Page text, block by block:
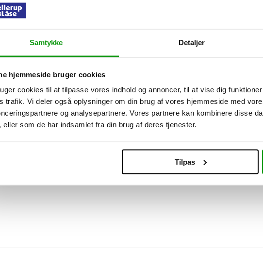
Samtykke Detaljer
hjemmeside bruger cookies
cookies til at tilpasse vores indhold og annoncer, til at vise dig
trafik. Vi deler også oplysninger om din brug af vores hjemmeside med
og analysepartnere. Vores partnere kan kombinere disse
eller som de har indsamlet fra din brug af deres tjenester.
Tilpas